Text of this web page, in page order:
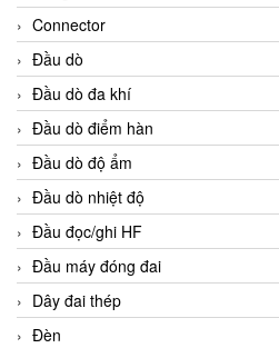
Connector
Đầu dò
Đầu dò đa khí
Đầu dò điểm hàn
Đầu dò độ ẩm
Đầu dò nhiệt độ
Đầu đọc/ghi HF
Đầu máy đóng đai
Dây đai thép
Đèn